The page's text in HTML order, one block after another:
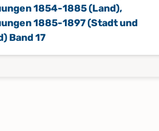
1854-1885 (Land),
1885-1897 (Stadt und
Band 17